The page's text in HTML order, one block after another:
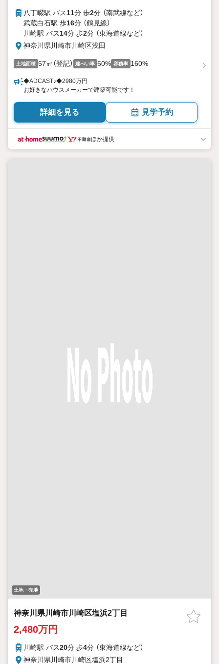
八丁畷駅 バス11分 歩2分 （南武線など）
武蔵白石駅 歩16分 （鶴見線）
川崎駅 バス14分 歩2分 （東海道線など）
神奈川県川崎市川崎区浅田
土地面積 57㎡（登記） 建ぺい率 60% 容積率 160%
◆ADCAST♪◆2980万円
お好きなハウスメーカーで建築可能です！
詳細を見る 見学予約
ほか提供
土地・売地
神奈川県川崎市川崎区塩浜2丁目
2,480万円
川崎駅 バス20分 歩4分 （東海道線など）
神奈川県川崎市川崎区塩浜2丁目